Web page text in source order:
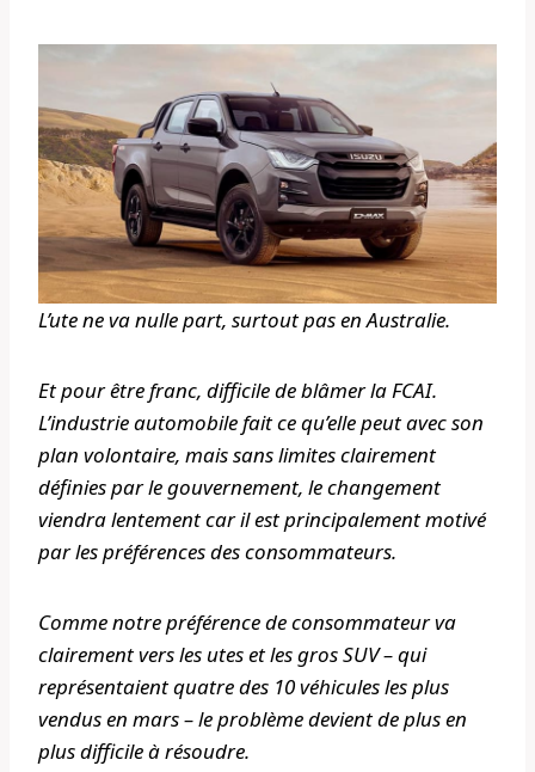
L’ute ne va nulle part, surtout pas en Australie.
Et pour être franc, difficile de blâmer la FCAI.
L’industrie automobile fait ce qu’elle peut avec son
plan volontaire, mais sans limites clairement
définies par le gouvernement, le changement
viendra lentement car il est principalement motivé
par les préférences des consommateurs.
Comme notre préférence de consommateur va
clairement vers les utes et les gros SUV – qui
représentaient quatre des 10 véhicules les plus
vendus en mars – le problème devient de plus en
plus difficile à résoudre.